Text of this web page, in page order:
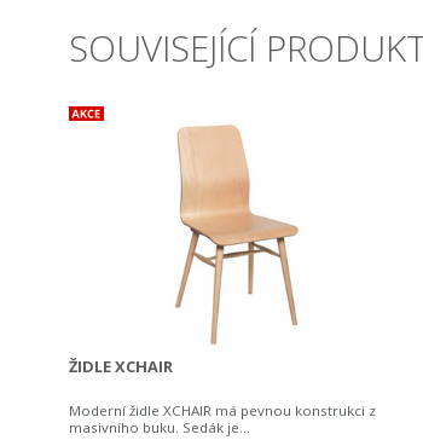
SOUVISEJÍCÍ
ŽIDLE XCHAIR
Moderní židle XCHAIR má pevnou konstrukci z
masivního buku. Sedák je...